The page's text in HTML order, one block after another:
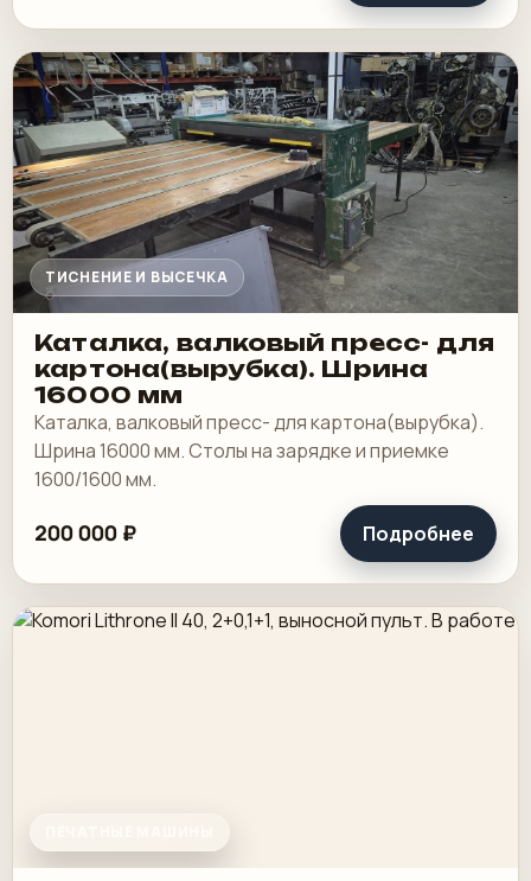
ТИСНЕНИЕ И ВЫСЕЧКА
Каталка, валковый пресс- для
картона(вырубка). Шрина
16000 мм
Каталка, валковый пресс- для картона(вырубка).
Шрина 16000 мм. Столы на зарядке и приемке
1600/1600 мм.
200 000 ₽ Подробнее